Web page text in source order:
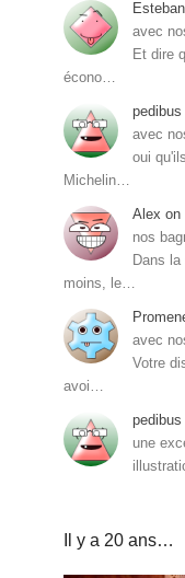
avec
Et dire
écono…
pedibus
avec
oui
Michelin…
Alex on
nos
Dans
moins, le…
avec
Votre
avoi…
pedibus
une
Il y a 20 ans…